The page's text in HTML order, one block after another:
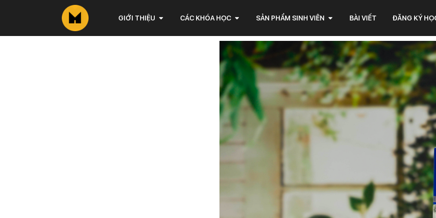
GIỚI THIỆU CÁC KHÓA HỌC SẢN PHẨM SINH VIÊN BÀI VIẾT ĐĂNG KÝ